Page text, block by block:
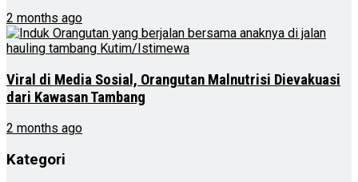
2 months ago
Viral di Media Sosial, Orangutan Malnutrisi Dievakuasi
dari Kawasan Tambang
2 months ago
Kategori